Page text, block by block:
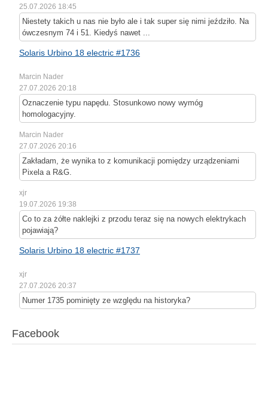
25.07.2026 18:45
Niestety takich u nas nie było ale i tak super się nimi jeździło. Na
ówczesnym 74 i 51. Kiedyś nawet ...
Solaris Urbino 18 electric #1736
Marcin Nader
27.07.2026 20:18
Oznaczenie typu napędu. Stosunkowo nowy wymóg
homologacyjny.
Marcin Nader
27.07.2026 20:16
Zakładam, że wynika to z komunikacji pomiędzy urządzeniami
Pixela a R&G.
xjr
19.07.2026 19:38
Co to za żółte naklejki z przodu teraz się na nowych elektrykach
pojawiają?
Solaris Urbino 18 electric #1737
xjr
27.07.2026 20:37
Numer 1735 pominięty ze względu na historyka?
Facebook